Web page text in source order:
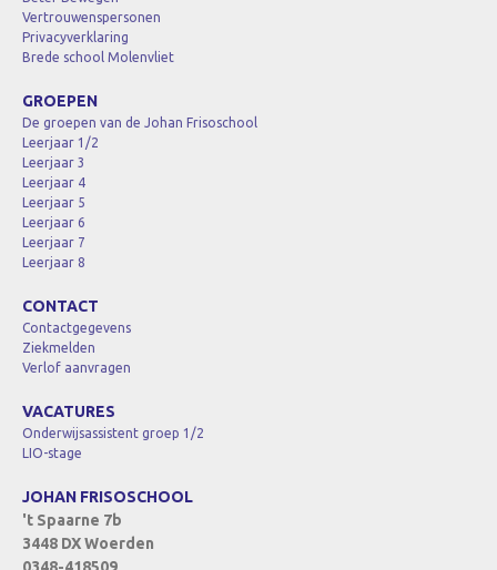
Vertrouwenspersonen
Privacyverklaring
Brede school Molenvliet
GROEPEN
De groepen van de Johan Frisoschool
Leerjaar 1/2
Leerjaar 3
Leerjaar 4
Leerjaar 5
Leerjaar 6
Leerjaar 7
Leerjaar 8
CONTACT
Contactgegevens
Ziekmelden
Verlof aanvragen
VACATURES
Onderwijsassistent groep 1/2
LIO-stage
JOHAN FRISOSCHOOL
't Spaarne 7b
3448 DX Woerden